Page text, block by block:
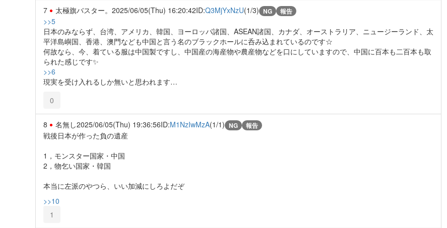
7 太極旗バスター。 2025/06/05(Thu) 16:20:42ID:Q3MjYxNzU(1/3) NG 報告
>>5
日本のみならず、台湾、アメリカ、韓国、ヨーロッパ諸国、ASEAN諸国、カナダ、オーストラリア、ニュージーランド、太
平洋島嶼国、香港、澳門なども中国と言う名のブラックホールに呑み込まれているのです☆
何故なら、今、着ている服は中国製ですし、中国産の海産物や農産物などを口にしていますので、中国に百本も二百本も取
られた感じです✨️
>>6
現実を受け入れるしか無いと思われます…
0
8 名無し2025/06/05(Thu) 19:36:56ID:M1NzIwMzA(1/1) NG 報告
戦後日本が作った負の遺産
1，モンスター国家・中国
2，物乞い国家・韓国
本当に左派のやつら、いい加減にしろよだぞ
>>10
1